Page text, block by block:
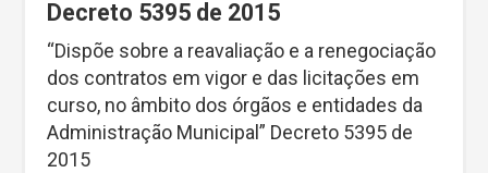
Decreto 5395 de 2015
“Dispõe sobre a reavaliação e a renegociação
dos contratos em vigor e das licitações em
curso, no âmbito dos órgãos e entidades da
Administração Municipal” Decreto 5395 de
2015